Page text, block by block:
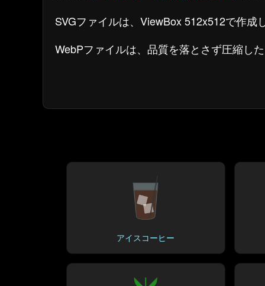
SVGファイルは、ViewBox 512x512で作
WebPファイルは、品質を落とさず圧縮し
アイスコーヒー